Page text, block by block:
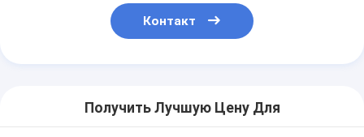
Контакт
Получить Лучшую Цену Для